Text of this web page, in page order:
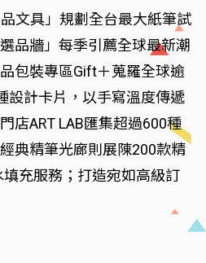
文具」規劃全台最大紙筆試
品牆」每季引薦全球最新潮
包裝專區Gift＋蒐羅全球逾
設計卡片，以手寫溫度傳遞
店ART LAB匯集超過600種
典精筆光廊則展陳200款精
充服務；打造宛如高級訂